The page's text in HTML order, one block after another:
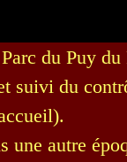
du Puy du
suivi du
une autre